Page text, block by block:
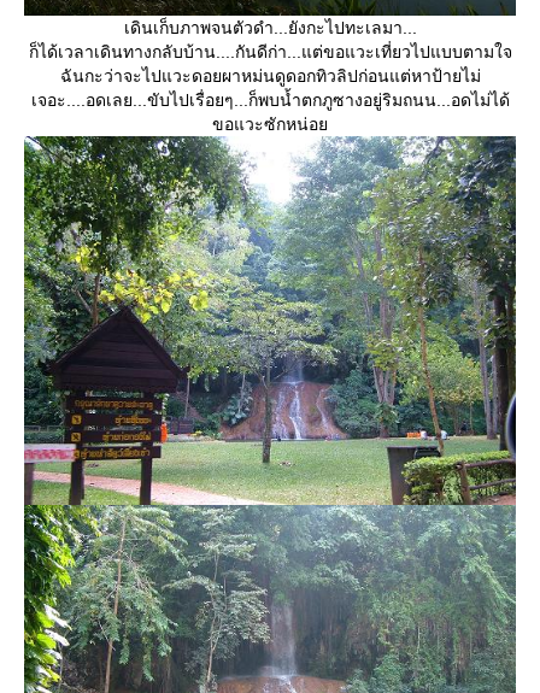
เดินเก็บภาพจนตัวดำ...ยังกะไปทะเลมา...
ก็ได้เวลาเดินทางกลับบ้าน....กันดีก่า...แต่ขอแวะเที่ยวไปแบบตามใจ
ฉันกะว่าจะไปแวะดอยผาหม่นดูดอกทิวลิปก่อนแต่หาป้ายไม่
เจอะ....อดเลย...ขับไปเรื่อยๆ...ก็พบน้ำตกภูซางอยู่ริมถนน...อดไม่ได้
ขอแวะซักหน่อ